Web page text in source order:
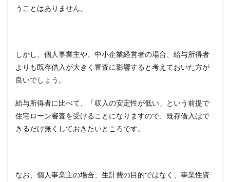
うことはありません。
しかし、個人事業主や、中小企業経営者の場合、給与所得者
よりも既存借入が大きく審査に影響すると考えておいた方が
良いでしょう。
給与所得者に比べて、「収入の安定性が低い」という前提で
住宅ローン審査を受けることになりますので、既存借入はで
きるだけ無くしておきたいところです。
なお、個人事業主の場合、生計費の目的ではなく、事業性資